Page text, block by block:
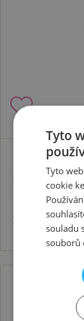
Stříbrný
Peridot
1368 Kč
Tyto
Tyto
cookie
souladu
souborů